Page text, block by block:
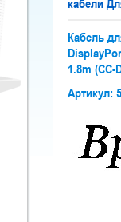
кабели
Кабель
1.8m (CC-
Артикул: